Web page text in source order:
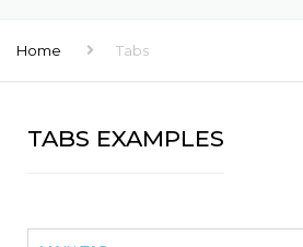
Home Tabs
TABS EXAMPLES